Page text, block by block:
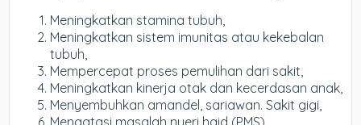
Meningkatkan stamina tubuh,
Meningkatkan sistem imunitas atau kekebalan
tubuh,
Mempercepat proses pemulihan dari sakit,
Meningkatkan kinerja otak dan kecerdasan anak,
Menyembuhkan amandel, sariawan. Sakit gigi,